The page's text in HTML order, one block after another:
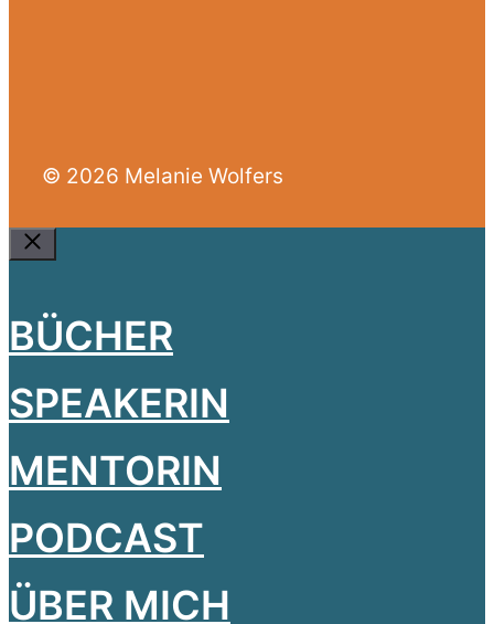
© 2026 Melanie Wolfers
Close
BÜCHER
SPEAKERIN
MENTORIN
PODCAST
ÜBER MICH